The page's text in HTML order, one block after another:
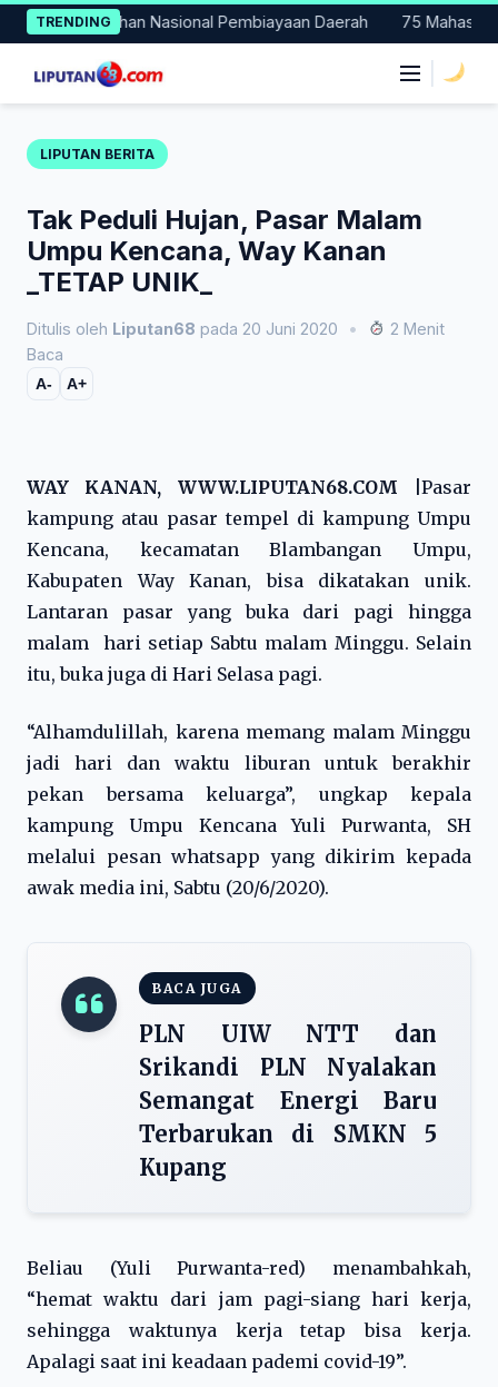
Skip
to
content
TRENDINGNasional Pembiayaan Daerah 75 Mahasiswa
LIPUTAN BERITA
Tak Peduli Hujan, Pasar Malam
Umpu Kencana, Way Kanan
_TETAP UNIK_
Ditulis oleh Liputan68 pada 20 Juni 2020 •
2 Menit
Baca
A- A+
WAY KANAN, WWW.LIPUTAN68.COM | Pasar
kampung atau pasar tempel di kampung Umpu
Kencana, kecamatan Blambangan Umpu,
Kabupaten Way Kanan, bisa dikatakan unik.
Lantaran pasar yang buka dari pagi hingga
malam hari setiap Sabtu malam Minggu. Selain
itu, buka juga di Hari Selasa pagi.
“Alhamdulillah, karena memang malam Minggu
jadi hari dan waktu liburan untuk berakhir
pekan bersama keluarga”, ungkap kepala
kampung Umpu Kencana Yuli Purwanta, SH
melalui pesan whatsapp yang dikirim kepada
awak media ini, Sabtu (20/6/2020).
BACA JUGA
PLN UIW NTT dan
Srikandi PLN Nyalakan
Semangat Energi Baru
Terbarukan di SMKN 5
Kupang
Beliau (Yuli Purwanta-red) menambahkah,
“hemat waktu dari jam pagi-siang hari kerja,
sehingga waktunya kerja tetap bisa kerja.
Apalagi saat ini keadaan pademi covid-19”.